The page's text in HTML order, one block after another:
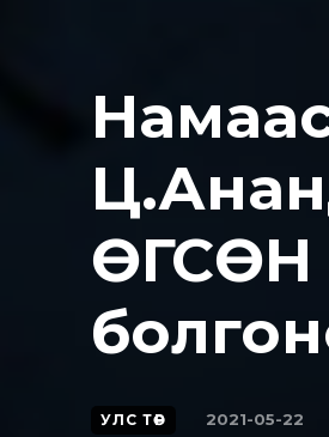
УЛС ТӨР 2021-05-22